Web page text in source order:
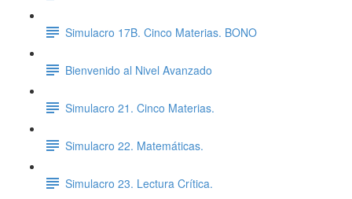
Simulacro 17B. Cinco Materias. BONO
Bienvenido al Nivel Avanzado
Simulacro 21. Cinco Materias.
Simulacro 22. Matemáticas.
Simulacro 23. Lectura Crítica.